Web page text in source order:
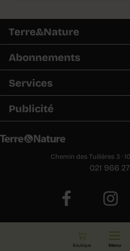
Terre&Nature
Abonnements
Services
Publicité
Chemin des Tuilières 3 ·
021 966
E-paper
Boutique Menu